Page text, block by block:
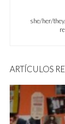
she/her/
ARTÍCULOS